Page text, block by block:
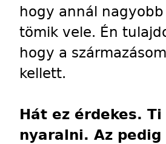
hogy annál
tömik vele. Én
hogy a
kellett.
Hát ez érdekes.
nyaralni. Az